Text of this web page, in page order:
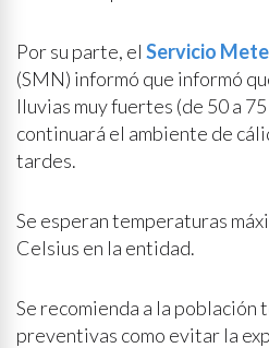
Por su parte, el Servicio
(SMN) informó que informó
lluvias muy fuertes (de 50 a
continuará el ambiente de
tardes.
Se esperan temperaturas
Celsius en la entidad.
Se recomienda a la población
preventivas como evitar la